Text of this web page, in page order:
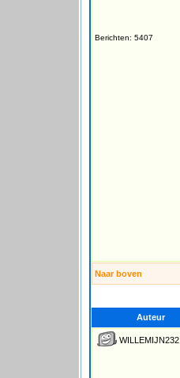
Berichten: 5407
Naar boven
Auteur
WILLEMIJN232